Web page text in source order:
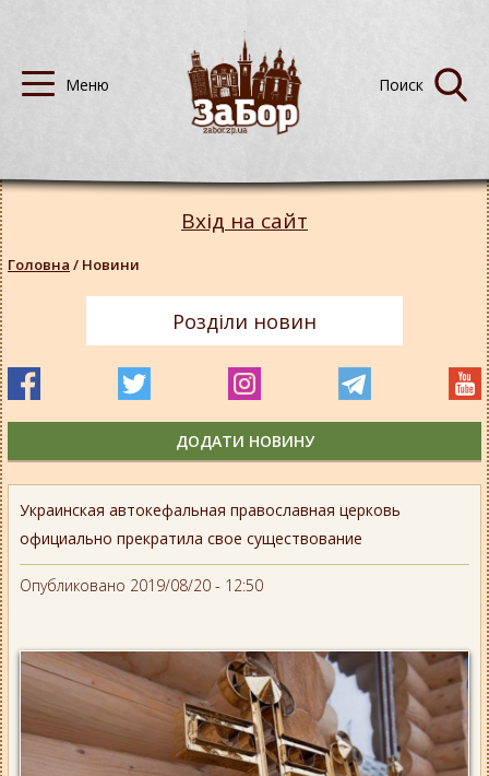
Украинская автокефальная православная церковь
официально прекратила свое существование
Опубликовано 2019/08/20 - 12:50
Вхід на сайт
Головна / Новини
Розділи новин
ДОДАТИ НОВИНУ